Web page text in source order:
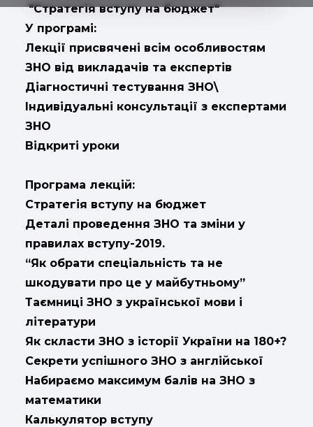
"Стратегія вступу на бюджет"
У програмі:
Лекції присвячені всім особливостям
ЗНО від викладачів та експертів
Діагностичні тестування ЗНО\
Індивідуальні консультації з експертами
ЗНО
Відкриті уроки
Програма лекцій:
Стратегія вступу на бюджет
Деталі проведення ЗНО та зміни у
правилах вступу-2019.
“Як обрати спеціальність та не
шкодувати про це у майбутньому”
Таємниці ЗНО з української мови і
літератури
Як скласти ЗНО з історії України на 180+?
Секрети успішного ЗНО з англійської
Набираємо максимум балів на ЗНО з
математики
Калькулятор вступу